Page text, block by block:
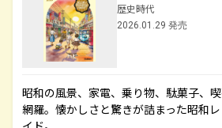
歴史時代
2026.01.29 発売
昭和の風景、家電、乗り物、駄菓子、
網羅。懐かしさと驚きが詰まった昭和